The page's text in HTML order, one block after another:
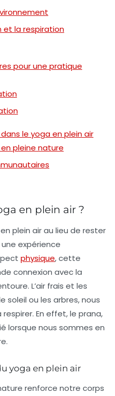
et la respiration
pour une pratique
le yoga en plein air
pleine nature
en plein air ?
plein airau lieu de rester
expérience
physique, cette
connexion avec la
L’air frais et les
soleil ou les arbres, nous
En effet, le prana,
lorsque nous sommes en
yoga en plein air
renforce notre corps